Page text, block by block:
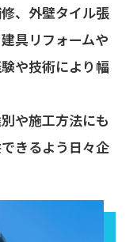
、外壁タイル張
具リフォームや
や技術により幅
や施工方法にも
きるよう日々企